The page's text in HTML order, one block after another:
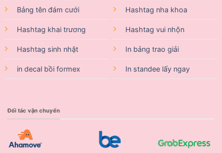
Bảng tên đám cưới
Hashtag khai trương
Hashtag sinh nhật
in decal bồi formex
Hashtag nha khoa
Hashtag vui nhộn
In bảng trao giải
In standee lấy ngay
Đối tác vận chuyển